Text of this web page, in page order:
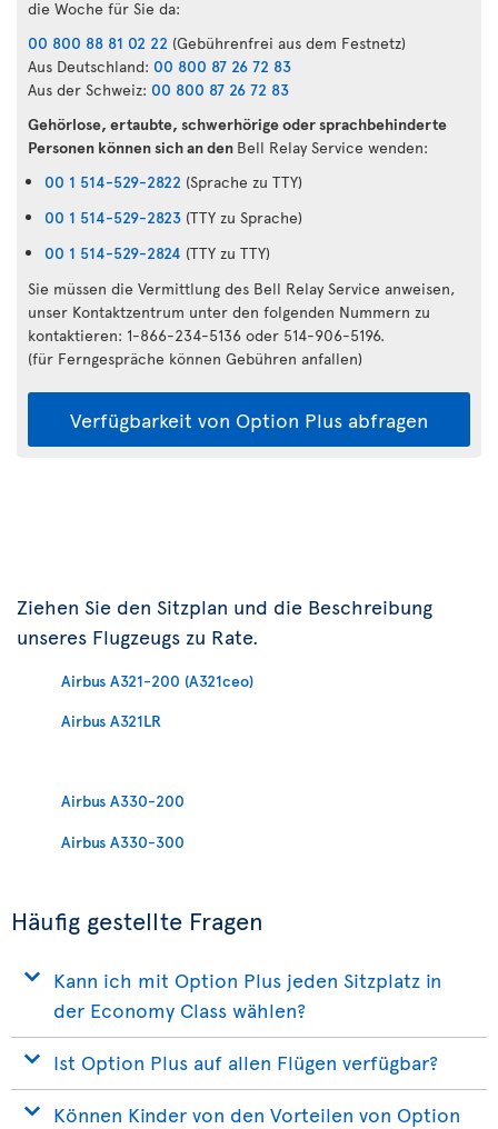
die Woche für Sie da:
00 800 88 81 02 22 (Gebührenfrei aus dem Festnetz)
Aus Deutschland: 00 800 87 26 72 83
Aus der Schweiz: 00 800 87 26 72 83
Gehörlose, ertaubte, schwerhörige oder sprachbehinderte
Personen können sich an den Bell Relay Service wenden:
00 1 514-529-2822 (Sprache zu TTY)
00 1 514-529-2823 (TTY zu Sprache)
00 1 514-529-2824 (TTY zu TTY)
Sie müssen die Vermittlung des Bell Relay Service anweisen,
unser Kontaktzentrum unter den folgenden Nummern zu
kontaktieren: 1-866-234-5136 oder 514-906-5196.
(für Ferngespräche können Gebühren anfallen)
Verfügbarkeit von Option Plus abfragen
Ziehen Sie den Sitzplan und die Beschreibung
unseres Flugzeugs zu Rate.
Airbus A321-200 (A321ceo)
Airbus A321LR
Airbus A330-200
Airbus A330-300
Häufig gestellte Fragen
Kann ich mit Option Plus jeden Sitzplatz in
der Economy Class wählen?
Ist Option Plus auf allen Flügen verfügbar?
Können Kinder von den Vorteilen von Option